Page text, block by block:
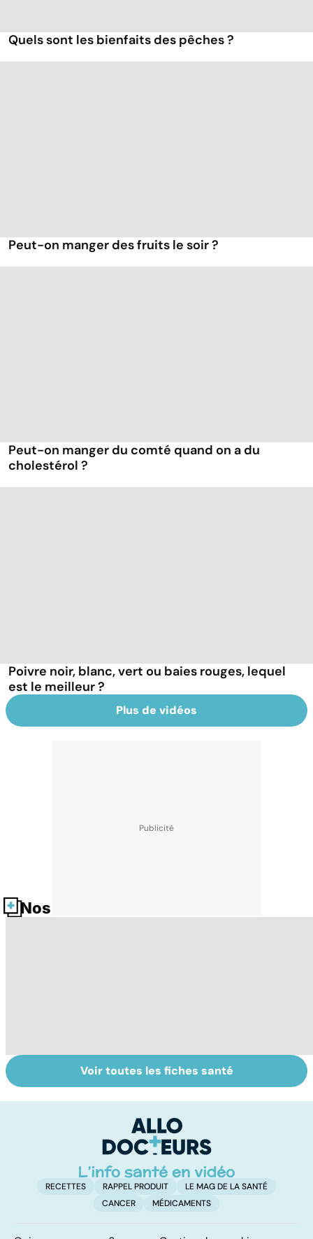
Quels sont les bienfaits des pêches ?
Peut-on manger des fruits le soir ?
Peut-on manger du comté quand on a du
cholestérol ?
Poivre noir, blanc, vert ou baies rouges, lequel
est le meilleur ?
Plus de vidéos
Nos fiches santé
Le magnésium,
un oligo-élément
Intestin irritable :
le régime
solution ?
Voir toutes les fiches santé
RECETTES RAPPEL PRODUIT
LE MAG DE LA SANTÉ
CANCER
MÉDICAMENTS